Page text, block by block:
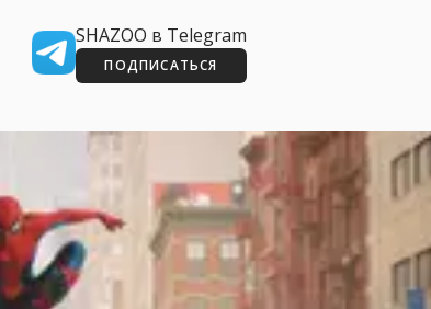
SHAZOO в Telegram
ПОДПИСАТЬСЯ